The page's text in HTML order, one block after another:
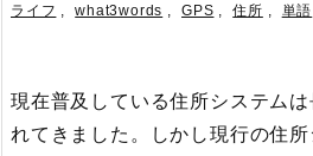
ライフ , what3words , GPS , 住所 , 単語
現在普及している住所システム
れてきました。
しかし現行の住